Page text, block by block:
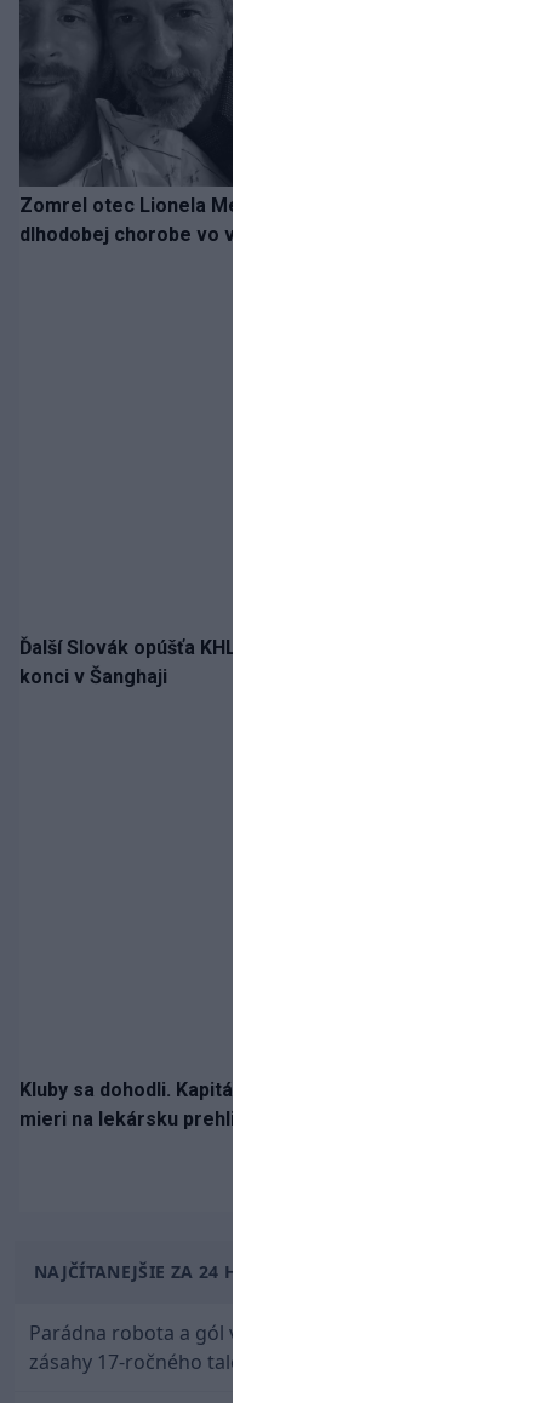
Zomrel otec Lionela Messiho. Jorge podľahol
dlhodobej chorobe vo veku 68 rokov
Ďalší Slovák opúšťa KHL. Patrik Rybár sa dohodol na
konci v Šanghaji
Kluby sa dohodli. Kapitán Sparty Praha Lukáš Haraslín
mieri na lekársku prehliadku
NAJČÍTANEJŠIE ZA 24 HODÍN
Parádna robota a gól v oslabení! Pozrite si oba
zásahy 17-ročného talentu Rychlíka proti USA